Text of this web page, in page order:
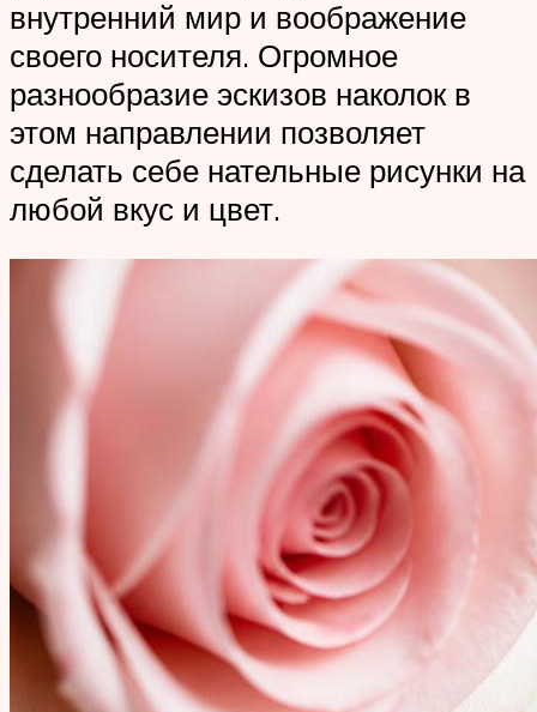
внутренний мир и воображение
своего носителя. Огромное
разнообразие эскизов наколок в
этом направлении позволяет
сделать себе нательные рисунки на
любой вкус и цвет.